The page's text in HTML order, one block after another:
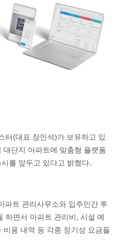
터(대표 장인석)가 보유하고 있
대단지 아파트에 맞춤형 플랫폼
를 앞두고 있다고 밝혔다.
파트 관리사무소와 입주민간 투
하면서 아파트 관리비, 시설 예
비용 내역 등 각종 정기성 요금들